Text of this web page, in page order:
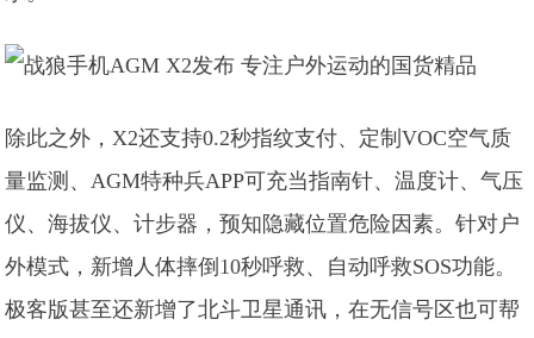
除此之外，X2还支持0.2秒指纹支付、定制VOC空气质
量监测、AGM特种兵APP可充当指南针、温度计、气压
仪、海拔仪、计步器，预知隐藏位置危险因素。针对户
外模式，新增人体摔倒10秒呼救、自动呼救SOS功能。
极客版甚至还新增了北斗卫星通讯，在无信号区也可帮